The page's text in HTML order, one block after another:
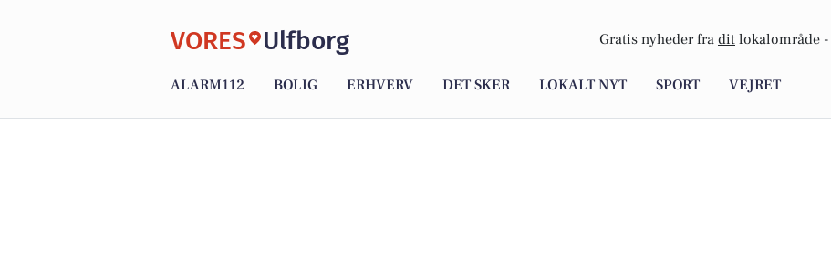
VORES Ulfborg Gratis nyheder fra dit lokalområde -
ALARM112 BOLIG ERHVERV DET SKER LOKALT NYT SPORT VEJRET